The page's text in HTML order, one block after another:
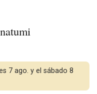
7 ago. y el sábado 8